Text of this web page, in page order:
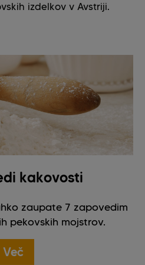
izdelkov v Avstriji.
kakovosti
zaupate 7 zapovedim
pekovskih mojstrov.
Več